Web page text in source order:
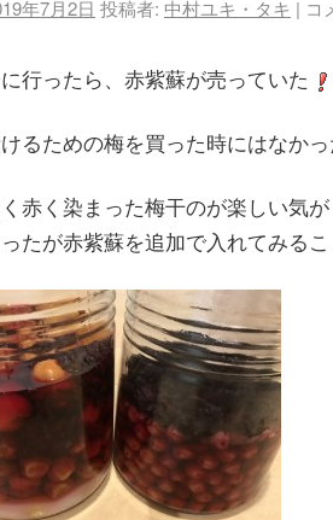
年7月2日 投稿者: 中村ユキ・タキ | コ
行ったら、赤紫蘇が売っていた
るための梅を買った時にはなか
赤く染まった梅干のが楽しい気
たが赤紫蘇を追加で入れてみる